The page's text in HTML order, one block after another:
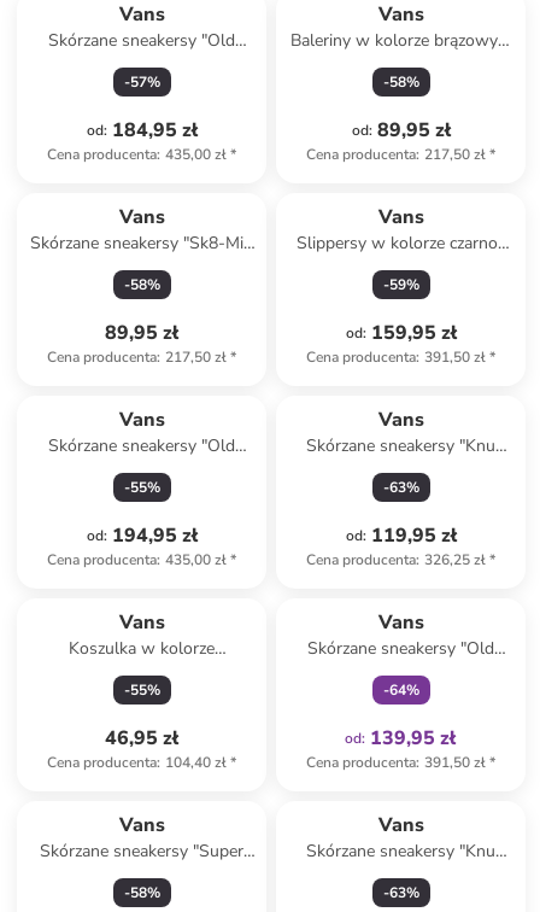
Vans
Skórzane sneakersy "Old
Skool" w kolorze beżowym
-57%
od: 184,95 zł
Cena producenta: 435,00 zł*
Vans
Baleriny w kolorze brązowym
z paskiem
-58%
od: 89,95 zł
Cena producenta: 217,50 zł*
Vans
Skórzane sneakersy "Sk8-Mid
Reissue V" w kolorze
różowym
-58%
89,95 zł
Cena producenta: 217,50 zł*
Vans
Slippersy w kolorze czarno-
białym
-59%
od: 159,95 zł
Cena producenta: 391,50 zł*
Vans
Skórzane sneakersy "Old
Skool" w kolorze czerwono-
pomarańczowym
-55%
od: 194,95 zł
Cena producenta: 435,00 zł*
Vans
Skórzane sneakersy "Knu
Skool" w kolorze granatowo-
białym
-63%
od: 119,95 zł
Cena producenta: 326,25 zł*
Vans
Koszulka w kolorze
bordowym
-55%
46,95 zł
Cena producenta: 104,40 zł*
Vans
Skórzane sneakersy "Old
Skool" w kolorze czerwono-
jasnoróżowym
-64%
od: 139,95 zł
Cena producenta: 391,50 zł*
Vans
Skórzane sneakersy "Super
Lowpro" w kolorze biało-
czarnym
-58%
Vans
Skórzane sneakersy "Knu
Skool" w kolorze białym
-63%